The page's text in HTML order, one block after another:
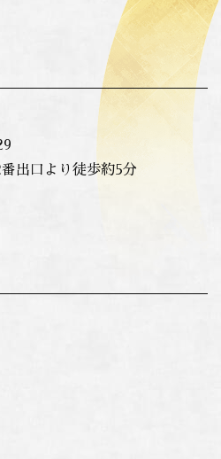
口より徒歩約5分